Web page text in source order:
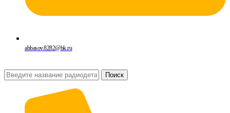
abbasov.8282@bk.ru
Поиск